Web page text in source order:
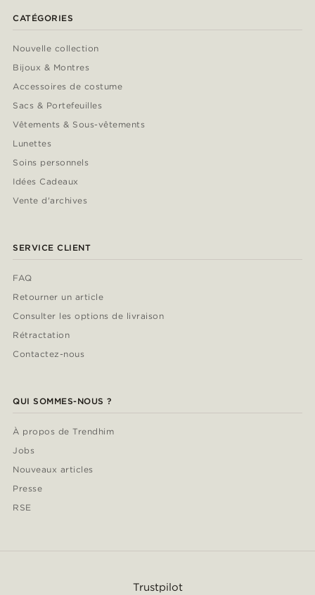
CATÉGORIES
Nouvelle collection
Bijoux & Montres
Accessoires de costume
Sacs & Portefeuilles
Vêtements & Sous-vêtements
Lunettes
Soins personnels
Idées Cadeaux
Vente d'archives
SERVICE CLIENT
FAQ
Retourner un article
Consulter les options de livraison
Rétractation
Contactez-nous
QUI SOMMES-NOUS ?
À propos de Trendhim
Jobs
Nouveaux articles
Presse
RSE
Trustpilot